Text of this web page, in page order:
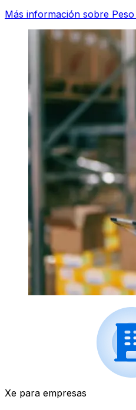
Más información sobre
Xe para empresas